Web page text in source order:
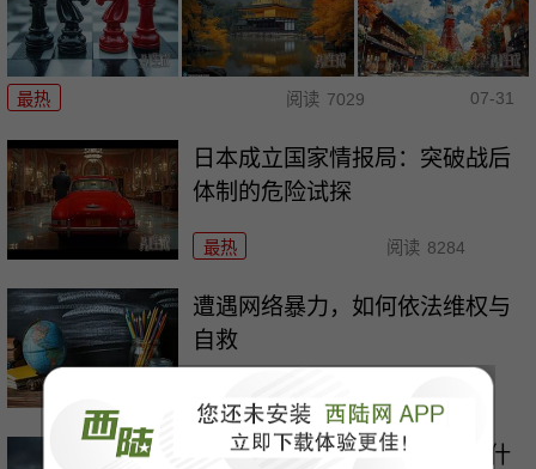
最热 阅读 7029 07-31
日本成立国家情报局：突破战后
体制的危险试探
最热 阅读 8284
遭遇网络暴力，如何依法维权与
自救
曝光日军罪证，日本究竟在怕什